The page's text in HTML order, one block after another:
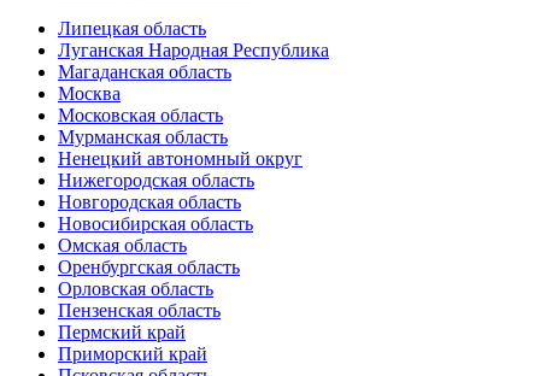
Липецкая область
Луганская Народная Республика
Магаданская область
Москва
Московская область
Мурманская область
Ненецкий автономный округ
Нижегородская область
Новгородская область
Новосибирская область
Омская область
Оренбургская область
Орловская область
Пензенская область
Пермский край
Приморский край